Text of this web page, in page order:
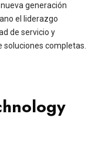
generación
el liderazgo
de servicio y
completas.